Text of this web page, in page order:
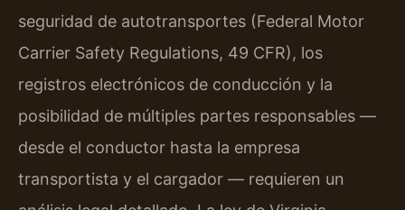
seguridad de autotransportes (Federal Motor
Carrier Safety Regulations, 49 CFR), los
registros electrónicos de conducción y la
posibilidad de múltiples partes responsables —
desde el conductor hasta la empresa
transportista y el cargador — requieren un